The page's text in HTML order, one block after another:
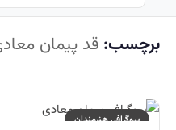
برچسب: قد پیمان
بیوگرافی هنرمندان